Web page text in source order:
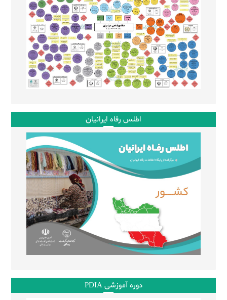
اطلس رفاه ایرانیان
دوره آموزشی PDIA